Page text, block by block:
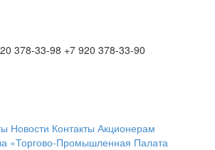
378-33-98 +7 920 378-33-90
Новости Контакты Акционерам
«Торгово-Промышленная Палата